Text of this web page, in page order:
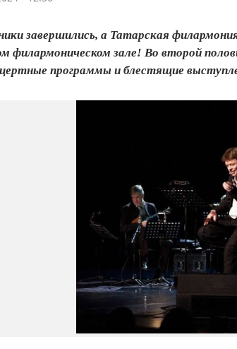
завершились, а Татарская
филармоническом зале! Во второй
программы и блестящие